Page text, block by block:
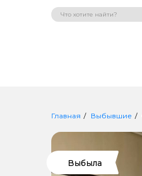
Главная Выбывшие
Выбыла